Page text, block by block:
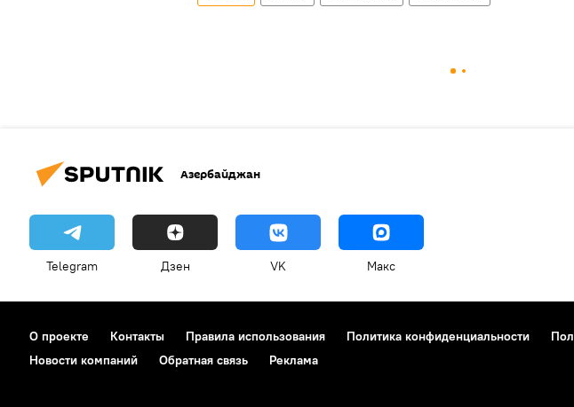
Азербайджан
Telegram Дзен VK Макс
О проекте Контакты Правила использования Политика конфиденциальности
Новости компаний
Обратная связь Реклама